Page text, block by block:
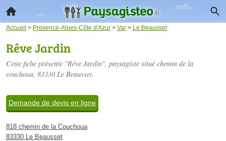
Accueil > Provence-Alpes-Côte d'Azur > Var > Le Beausset
Rêve Jardin
Cette fiche présente "Rêve Jardin", paysagiste situé chemin de la
couchoua, 83330 Le Beausset.
Demande de devis en ligne
818 chemin de la Couchoua
83330 Le Beausset